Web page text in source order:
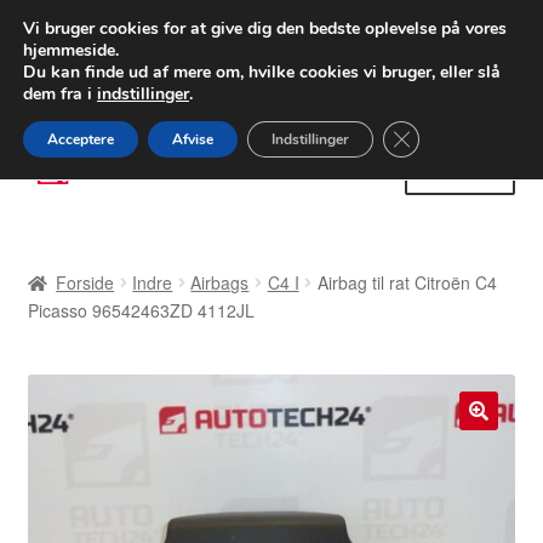
LEVERING fra 55 kr.
FEDEX verdensomspændende forsendelse
80 82 72 02
Spring
til
Spring
til
Betalinger
Klage
Forside Indre Airbags C4 I
Airbag til rat Citroën C4
Picasso 96542463ZD 4112JL
Vi bruger cookies for at give dig den bedste oplevelse på vores
hjemmeside.
Du kan finde ud af mere om, hvilke cookies vi bruger, eller slå
dem fra i indstillinger.
Acceptere Afvise Indstillinger Close GDPR